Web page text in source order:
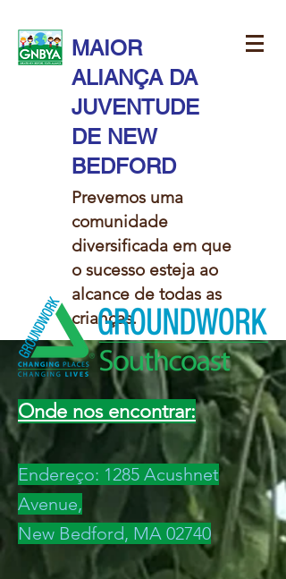
MAIOR
ALIANÇA DA
JUVENTUDE
DE NEW
BEDFORD
Prevemos uma
comunidade
diversificada em que
o sucesso esteja ao
alcance de todas as
crianças.​​
Onde nos encontrar:
Endereço: 1285 Acushnet
Avenue,
New Bedford, MA 02740